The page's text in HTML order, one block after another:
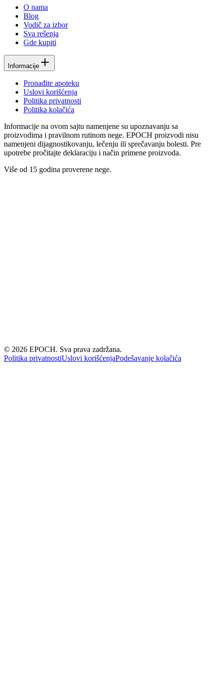
O nama
Blog
Vodič za izbor
Sva rešenja
Gde kupiti
Informacije
Pronađite apoteku
Uslovi korišćenja
Politika privatnosti
Politika kolačića
Informacije na ovom sajtu namenjene su upoznavanju sa
proizvodima i pravilnom rutinom nege. EPOCH proizvodi nisu
namenjeni dijagnostikovanju, lečenju ili sprečavanju bolesti. Pre
upotrebe pročitajte deklaraciju i način primene proizvoda.
Više od 15 godina proverene nege.
© 2026 EPOCH. Sva prava zadržana.
Politika privatnostiUslovi korišćenjaPodešavanje kolačića